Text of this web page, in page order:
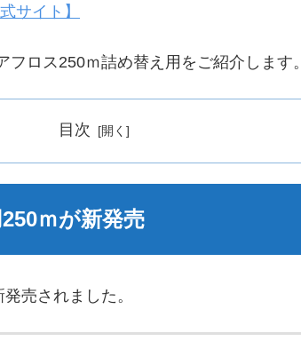
サイト】
ロス250ｍ詰め替え用をご紹介します。
目次
ｍが新発売
売されました。